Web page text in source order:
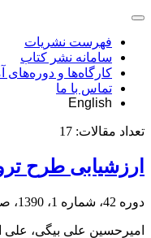
فهرست نشریات
سامانه نشر کتاب
کارگاه‌ها و
تماس با ما
English
تعداد مقالات: 17
ارزشیابی طرح
دوره 42، شماره 1، 1390، صفحه
امیرحسین علی بیگی، علی